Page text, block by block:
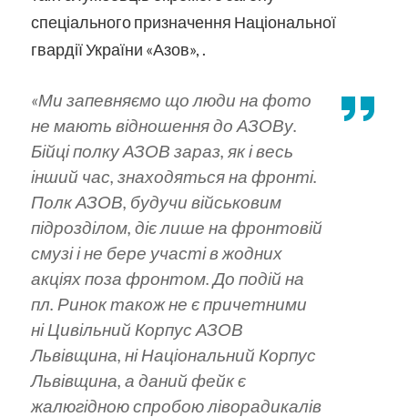
спеціального призначення Національної
гвардії України «Азов», .
«Ми запевняємо що люди на фото
не мають відношення до АЗОВу.
Бійці полку АЗОВ зараз, як і весь
інший час, знаходяться на фронті.
Полк АЗОВ, будучи військовим
підрозділом, діє лише на фронтовій
смузі і не бере участі в жодних
акціях поза фронтом. До подій на
пл. Ринок також не є причетними
ні Цивільний Корпус АЗОВ
Львівщина, ні Національний Корпус
Львівщина, а даний фейк є
жалюгідною спробою ліворадикалів